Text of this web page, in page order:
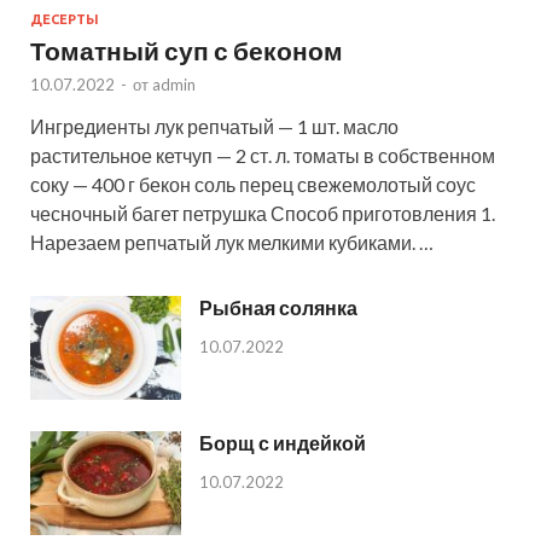
ДЕСЕРТЫ
Томатный суп с беконом
10.07.2022 - от admin
Ингредиенты лук репчатый — 1 шт. масло
растительное кетчуп — 2 ст. л. томаты в собственном
соку — 400 г бекон соль перец свежемолотый соус
чесночный багет петрушка Способ приготовления 1.
Нарезаем репчатый лук мелкими кубиками. …
Рыбная солянка
10.07.2022
Борщ с индейкой
10.07.2022